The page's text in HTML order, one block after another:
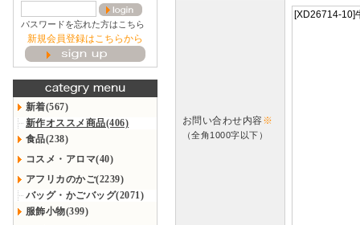
パスワードを忘れた方はこちら
新規会員登録はこちらから
新着(567)
新作オススメ商品(406)
食品(238)
コスメ・アロマ(40)
アフリカのかご(2239)
バッグ・かごバッグ(2071)
服飾小物(399)
お問い合わせ内容※
（全角1000字以下）